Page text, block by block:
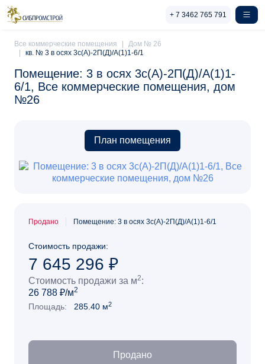
Перейти к основному содержанию
+ 7 3462 765 791
Все коммерческие помещения
Дом № 26
кв. № 3 в осях 3с(А)-2П(Д)/А(1)1-6/1
Помещение: 3 в осях 3с(А)-2П(Д)/А(1)1-
6/1, Все коммерческие помещения, дом
№26
План помещения
Продано Помещение: 3 в осях 3с(А)-2П(Д)/А(1)1-6/1
Стоимость продажи:
7 645 296 ₽
Стоимость продажи за м2:
26 788 ₽/м2
Площадь: 285.40 м2
Продано